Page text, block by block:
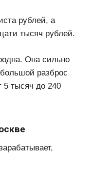
рублей, а
тысяч рублей.
Она сильно
разброс
5 тысяч до 240